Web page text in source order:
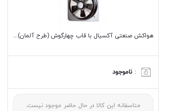
هواکش صنعتی آکسیال با قاب چهارگوش (طرح آلمان) دمنده سری VIF مدل 30V4S
: ناموجود
متاسفانه این کالا در حال حاضر موجود نیست.